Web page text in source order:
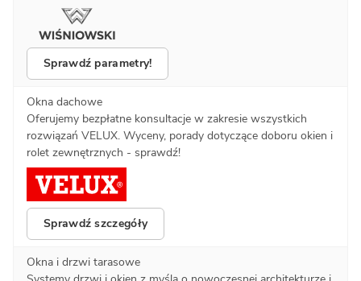
Sprawdź parametry!
Okna dachowe
Oferujemy bezpłatne konsultacje w zakresie wszystkich
rozwiązań VELUX. Wyceny, porady dotyczące doboru okien i
rolet zewnętrznych - sprawdź!
Sprawdź szczegóły
Okna i drzwi tarasowe